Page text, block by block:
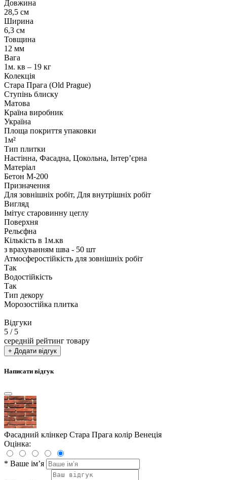
Довжина
28,5 см
Ширина
6,3 см
Товщина
12 мм
Вага
1м. кв – 19 кг
Колекція
Стара Прага (Old Prague)
Ступінь блиску
Матова
Країна виробник
Україна
Площа покриття упаковки
1м²
Тип плитки
Настінна, Фасадна, Цокольна, Інтер’єрна
Матеріал
Бетон М-200
Призначення
Для зовнішніх робіт, Для внутрішніх робіт
Вигляд
Імітує старовинну цеглу
Поверхня
Рельєфна
Кількість в 1м.кв
з врахуванням шва - 50 шт
Атмосферостійкість для зовнішніх робіт
Так
Водостійкість
Так
Тип декору
Морозостійка плитка
Відгуки
5 / 5
середній рейтинг товару
+ Додати відгук
Написати відгук
Фасадний клінкер Стара Прага колір Венеція
Оцінка:
* Ваше ім’я